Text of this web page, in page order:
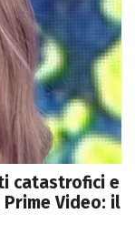
catastrofici e
Video: il